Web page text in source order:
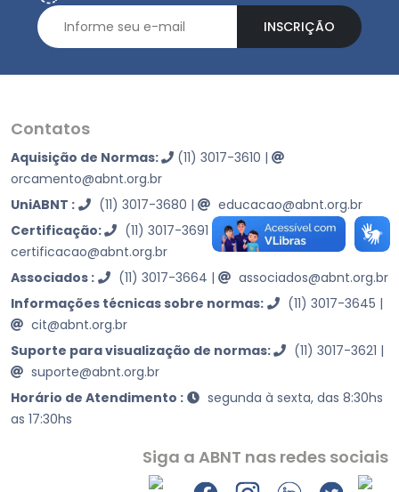
INSCRIÇÃO
Contatos
Aquisição de Normas: (11) 3017-3610 |
orcamento@abnt.org.br
UniABNT :
(11) 3017-3680 |
educacao@abnt.org.br
Certificação:
(11) 3017-3691
certificacao@abnt.org.br
Associados :
(11) 3017-3664 |
associados@abnt.org.br
Informações técnicas sobre normas:
(11) 3017-3645 |
cit@abnt.org.br
Suporte para visualização de normas:
(11) 3017-3621 |
suporte@abnt.org.br
Horário de Atendimento :
segunda à sexta, das 8:30hs
as 17:30hs
Siga a ABNT nas redes sociais